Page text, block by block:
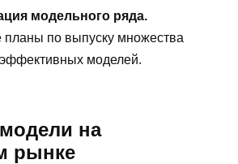
модельного ряда.
по выпуску множества
моделей.
на
рынке